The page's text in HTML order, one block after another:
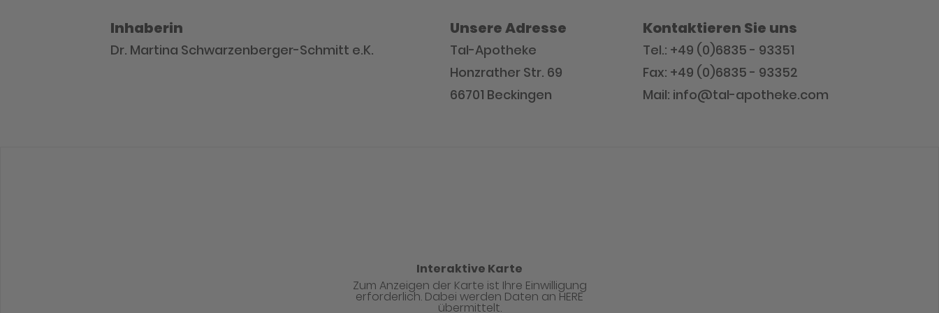
Inhaberin
Dr. Martina Schwarzenberger-Schmitt e.K.
Unsere Adresse
Tal-Apotheke
Honzrather Str. 69
66701 Beckingen
Kontaktieren Sie uns
Tel.: +49 (0)6835 - 93351
Fax: +49 (0)6835 - 93352
Mail: info@tal-apotheke.com
Interaktive Karte
Zum Anzeigen der Karte ist Ihre Einwilligung
erforderlich. Dabei werden Daten an HERE
übermittelt.